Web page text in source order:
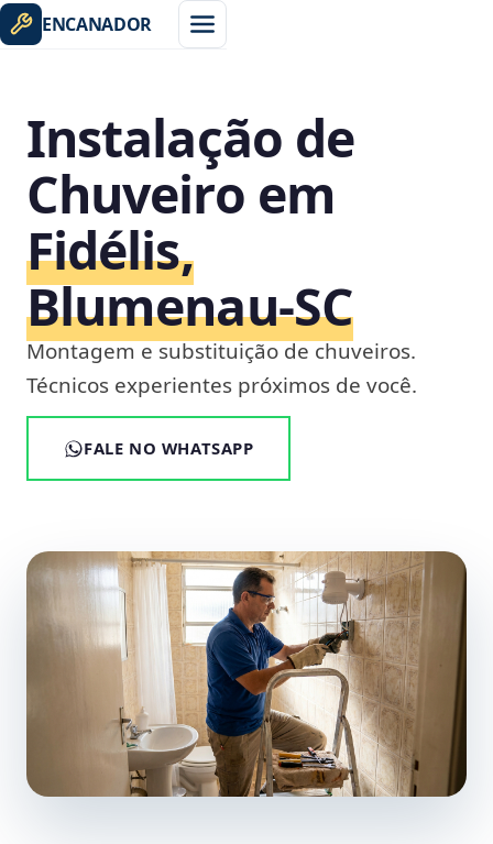
ENCANADOR
Instalação de
Chuveiro em
Fidélis,
Blumenau‑SC
Montagem e substituição de chuveiros.
Técnicos experientes próximos de você.
FALE NO WHATSAPP